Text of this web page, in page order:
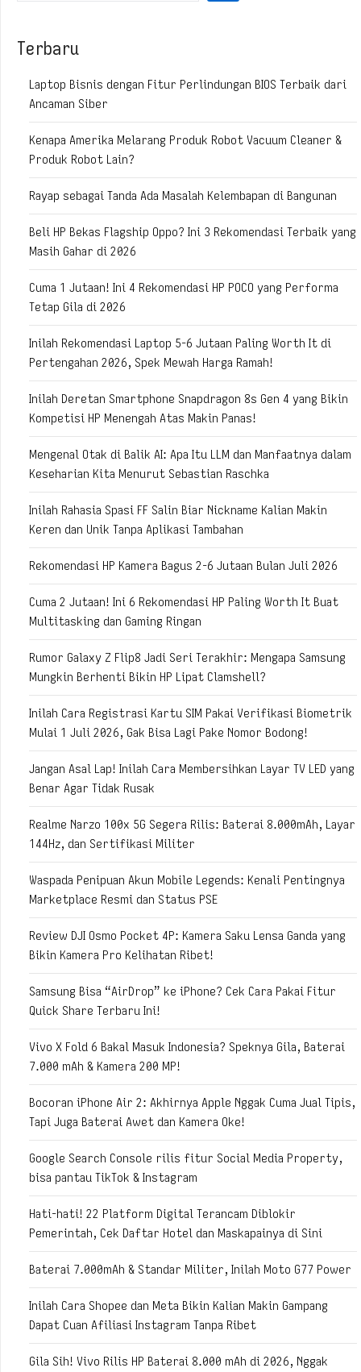
Terbaru
Laptop Bisnis dengan Fitur Perlindungan BIOS Terbaik dari
Ancaman Siber
Kenapa Amerika Melarang Produk Robot Vacuum Cleaner &
Produk Robot Lain?
Rayap sebagai Tanda Ada Masalah Kelembapan di Bangunan
Beli HP Bekas Flagship Oppo? Ini 3 Rekomendasi Terbaik yang
Masih Gahar di 2026
Cuma 1 Jutaan! Ini 4 Rekomendasi HP POCO yang Performa
Tetap Gila di 2026
Inilah Rekomendasi Laptop 5-6 Jutaan Paling Worth It di
Pertengahan 2026, Spek Mewah Harga Ramah!
Inilah Deretan Smartphone Snapdragon 8s Gen 4 yang Bikin
Kompetisi HP Menengah Atas Makin Panas!
Mengenal Otak di Balik AI: Apa Itu LLM dan Manfaatnya dalam
Keseharian Kita Menurut Sebastian Raschka
Inilah Rahasia Spasi FF Salin Biar Nickname Kalian Makin
Keren dan Unik Tanpa Aplikasi Tambahan
Rekomendasi HP Kamera Bagus 2-6 Jutaan Bulan Juli 2026
Cuma 2 Jutaan! Ini 6 Rekomendasi HP Paling Worth It Buat
Multitasking dan Gaming Ringan
Rumor Galaxy Z Flip8 Jadi Seri Terakhir: Mengapa Samsung
Mungkin Berhenti Bikin HP Lipat Clamshell?
Inilah Cara Registrasi Kartu SIM Pakai Verifikasi Biometrik
Mulai 1 Juli 2026, Gak Bisa Lagi Pake Nomor Bodong!
Jangan Asal Lap! Inilah Cara Membersihkan Layar TV LED yang
Benar Agar Tidak Rusak
Realme Narzo 100x 5G Segera Rilis: Baterai 8.000mAh, Layar
144Hz, dan Sertifikasi Militer
Waspada Penipuan Akun Mobile Legends: Kenali Pentingnya
Marketplace Resmi dan Status PSE
Review DJI Osmo Pocket 4P: Kamera Saku Lensa Ganda yang
Bikin Kamera Pro Kelihatan Ribet!
Samsung Bisa “AirDrop” ke iPhone? Cek Cara Pakai Fitur
Quick Share Terbaru Ini!
Vivo X Fold 6 Bakal Masuk Indonesia? Speknya Gila, Baterai
7.000 mAh & Kamera 200 MP!
Bocoran iPhone Air 2: Akhirnya Apple Nggak Cuma Jual Tipis,
Tapi Juga Baterai Awet dan Kamera Oke!
Google Search Console rilis fitur Social Media Property,
bisa pantau TikTok & Instagram
Hati-hati! 22 Platform Digital Terancam Diblokir
Pemerintah, Cek Daftar Hotel dan Maskapainya di Sini
Baterai 7.000mAh & Standar Militer, Inilah Moto G77 Power
Inilah Cara Shopee dan Meta Bikin Kalian Makin Gampang
Dapat Cuan Afiliasi Instagram Tanpa Ribet
Gila Sih! Vivo Rilis HP Baterai 8.000 mAh di 2026, Nggak